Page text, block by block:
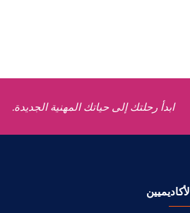
ابدأ رحلتك إلى حياتك المهنية الجديدة.
الأكاديميين